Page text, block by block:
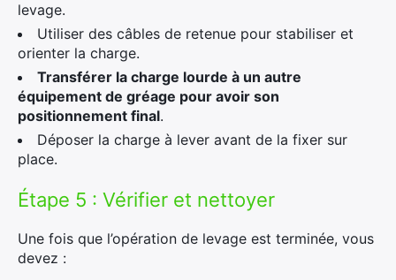
levage.
Utiliser des câbles de retenue pour stabiliser et
orienter la charge.
Transférer la charge lourde à un autre
équipement de gréage pour avoir son
positionnement final.
Déposer la charge à lever avant de la fixer sur
place.
Étape 5 : Vérifier et nettoyer
Une fois que l’opération de levage est terminée, vous
devez :